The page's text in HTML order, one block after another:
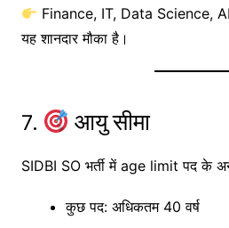
Finance, IT, Data Science,
यह शानदार मौका है।
7. आयु सीमा
SIDBI SO भर्ती में age limit पद के
कुछ पद: अधिकतम 40 वर्ष